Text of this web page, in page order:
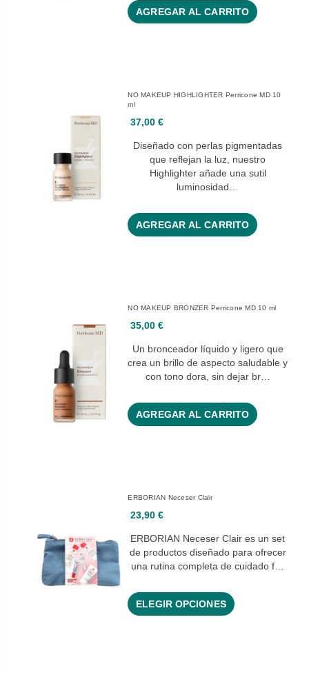
AGREGAR AL CARRITO
NO MAKEUP HIGHLIGHTER Perricone MD 10
ml
37,00 €
Diseñado con perlas pigmentadas
que reflejan la luz, nuestro
Highlighter añade una sutil
luminosidad…
AGREGAR AL CARRITO
NO MAKEUP BRONZER Perricone MD 10 ml
35,00 €
Un bronceador líquido y ligero que
crea un brillo de aspecto saludable y
con tono dora, sin dejar br…
AGREGAR AL CARRITO
ERBORIAN Neceser Clair
23,90 €
ERBORIAN Neceser Clair es un set
de productos diseñado para ofrecer
una rutina completa de cuidado f…
ELEGIR OPCIONES